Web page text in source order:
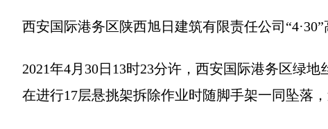
西安国际港务区陕西旭日建筑有限责任公司
2021年4月30日13时23分许，西安国际港务区绿
在进行17层悬挑架拆除作业时随脚手架一同坠落